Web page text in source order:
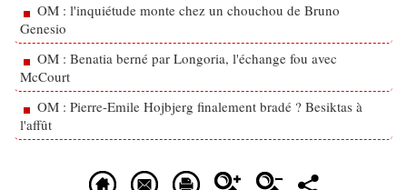
OM : l'inquiétude monte chez un chouchou de Bruno
Genesio
OM : Benatia berné par Longoria, l'échange fou avec
McCourt
OM : Pierre-Emile Hojbjerg finalement bradé ? Besiktas à
l'affût